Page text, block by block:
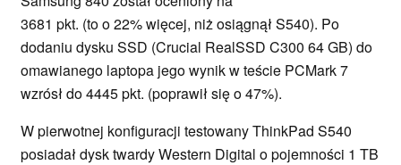
3681 pkt. (to o 22% więcej, niż osiągnął S540). Po
dodaniu dysku SSD (Crucial RealSSD C300 64 GB) do
omawianego laptopa jego wynik w teście PCMark 7
wzrósł do 4445 pkt. (poprawił się o 47%).
W pierwotnej konfiguracji testowany ThinkPad S540
posiadał dysk twardy Western Digital o pojemności 1 TB